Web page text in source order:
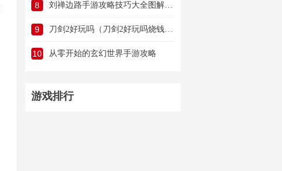
8 刘禅边路手游攻略技巧大全图解（刘禅边路手游攻略技巧大全图解教学）
9 刀剑2好玩吗（刀剑2好玩吗烧钱吗）
10 从零开始的玄幻世界手游攻略
游戏排行